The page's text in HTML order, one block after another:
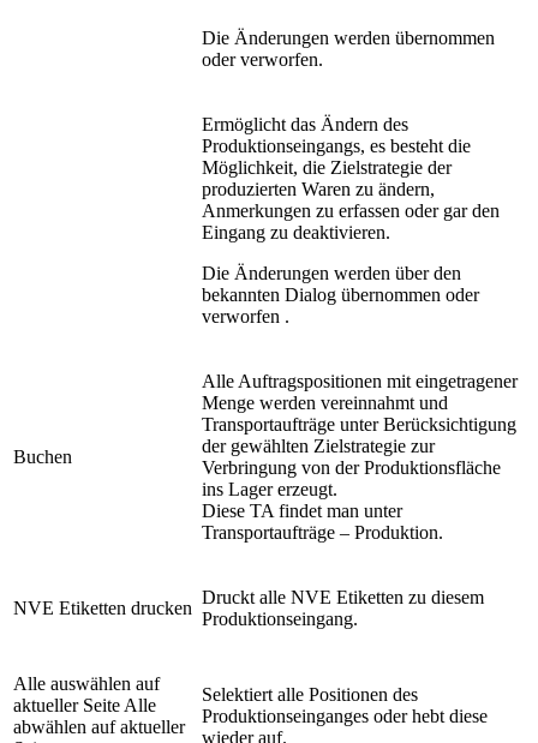
Die Änderungen werden übernommen
oder verworfen.
Ermöglicht das Ändern des
Produktionseingangs, es besteht die
Möglichkeit, die Zielstrategie der
produzierten Waren zu ändern,
Anmerkungen zu erfassen oder gar den
Eingang zu deaktivieren.
Die Änderungen werden über den
bekannten Dialog übernommen oder
verworfen .
Buchen
Alle Auftragspositionen mit eingetragener
Menge werden vereinnahmt und
Transportaufträge unter Berücksichtigung
der gewählten Zielstrategie zur
Verbringung von der Produktionsfläche
ins Lager erzeugt.
Diese TA findet man unter
Transportaufträge – Produktion.
NVE Etiketten drucken
Druckt alle NVE Etiketten zu diesem
Produktionseingang.
Alle auswählen auf
aktueller Seite Alle
abwählen auf aktueller
Selektiert alle Positionen des
Produktionseinganges oder hebt diese
wieder auf.